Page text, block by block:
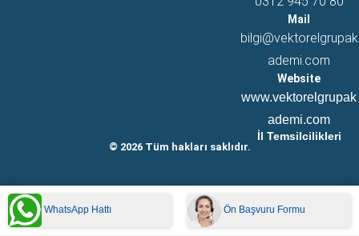
WhatsApp Hattı Ön Başvuru Formu
Mail
bilgi@vektorelgrupak
ademi.com
Website
www.vektorelgrupak
ademi.com
İl Temsilcilikleri
© 2026 Tüm hakları saklıdır.